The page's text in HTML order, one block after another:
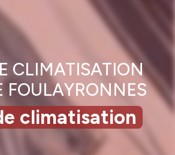
CLIMATISATION
FOULAYRONNES
climatisation